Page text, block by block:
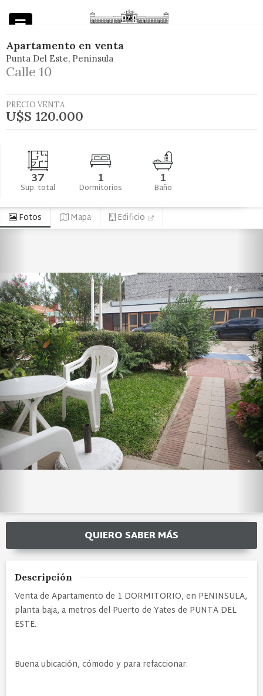
Apartamento en venta
Punta Del Este Peninsula
Calle 10
PRECIO VENTA
U$S 120.000
37
Sup. total 1
Dormitorios 1
Baño
Fotos Mapa Edificio
QUIERO SABER MÁS
Descripción
Venta de Apartamento de 1 DORMITORIO, en PENINSULA,
planta baja, a metros del Puerto de Yates de PUNTA DEL
ESTE.
Buena ubicación, cómodo y para refaccionar.